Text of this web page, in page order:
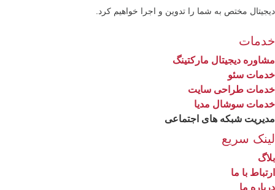
مختص به شما را تدوین و اجرا خواهیم کرد.
دیجیتال مارکتینگ
سئو
طراحی سایت
سوشال مدیا
شبکه های اجتماعی
سریع
با ما
ما